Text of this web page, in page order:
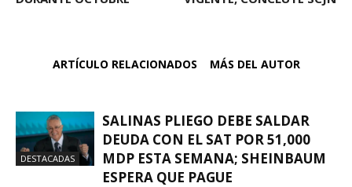
ARTÍCULO RELACIONADOS MÁS DEL AUTOR
DESTACADAS
SALINAS PLIEGO DEBE SALDAR
DEUDA CON EL SAT POR 51,000
MDP ESTA SEMANA; SHEINBAUM
ESPERA QUE PAGUE